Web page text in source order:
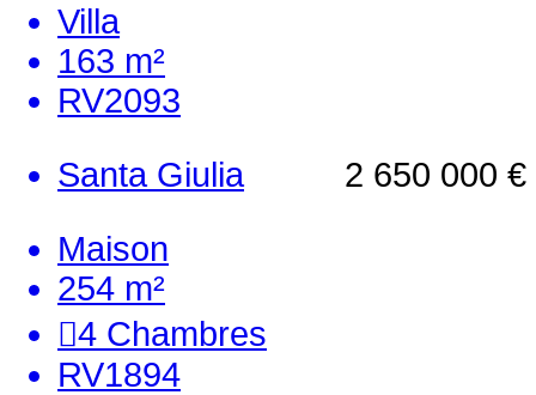
Villa
163 m²
RV2093
2 650 000 €
Santa Giulia
Maison
254 m²
4 Chambres
RV1894